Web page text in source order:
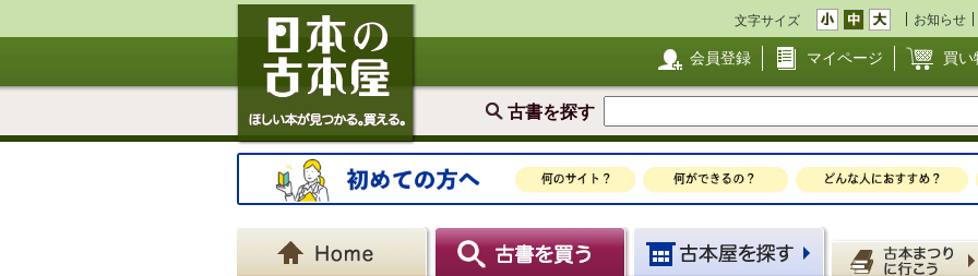
文字サイズ お知らせ
会員登録 マイページ 買い
古書を探す